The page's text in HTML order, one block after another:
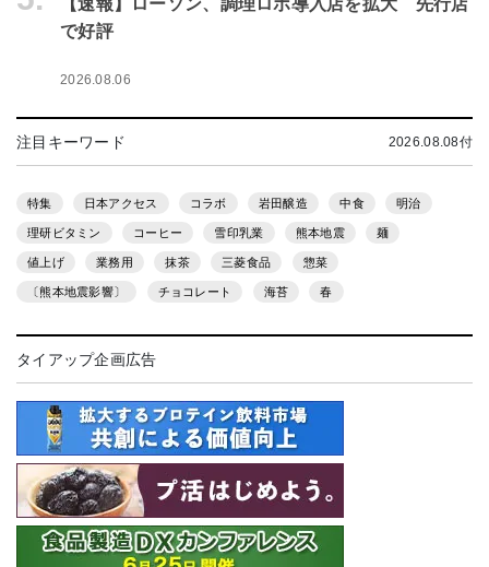
【速報】ローソン、調理ロボ導入店を拡大 先行店
で好評
2026.08.06
注目キーワード 2026.08.08付
特集 日本アクセス コラボ 岩田醸造 中食 明治
理研ビタミン コーヒー 雪印乳業 熊本地震 麺
値上げ 業務用 抹茶 三菱食品 惣菜
〔熊本地震影響〕 チョコレート 海苔 春
タイアップ企画広告